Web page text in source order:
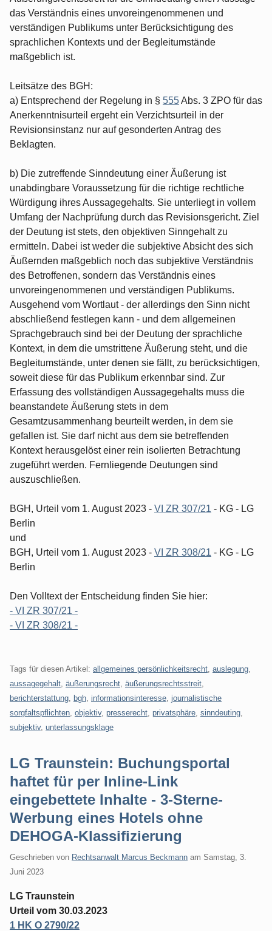
das Verständnis eines unvoreingenommenen und
verständigen Publikums unter Berücksichtigung des
sprachlichen Kontexts und der Begleitumstände
maßgeblich ist.
Leitsätze des BGH:
a) Entsprechend der Regelung in § 555Abs. 3 ZPO für das
Anerkenntnisurteil ergeht ein Verzichtsurteil in der
Revisionsinstanz nur auf gesonderten Antrag des
Beklagten.
b) Die zutreffende Sinndeutung einer Äußerung ist
unabdingbare Voraussetzung für die richtige rechtliche
Würdigung ihres Aussagegehalts. Sie unterliegt in vollem
Umfang der Nachprüfung durch das Revisionsgericht. Ziel
der Deutung ist stets, den objektiven Sinngehalt zu
ermitteln. Dabei ist weder die subjektive Absicht des sich
Äußernden maßgeblich noch das subjektive Verständnis
des Betroffenen, sondern das Verständnis eines
unvoreingenommenen und verständigen Publikums.
Ausgehend vom Wortlaut - der allerdings den Sinn nicht
abschließend festlegen kann - und dem allgemeinen
Sprachgebrauch sind bei der Deutung der sprachliche
Kontext, in dem die umstrittene Äußerung steht, und die
Begleitumstände, unter denen sie fällt, zu berücksichtigen,
soweit diese für das Publikum erkennbar sind. Zur
Erfassung des vollständigen Aussagegehalts muss die
beanstandete Äußerung stets in dem
Gesamtzusammenhang beurteilt werden, in dem sie
gefallen ist. Sie darf nicht aus dem sie betreffenden
Kontext herausgelöst einer rein isolierten Betrachtung
zugeführt werden. Fernliegende Deutungen sind
auszuschließen.
BGH, Urteil vom 1. August 2023 - VI ZR 307/21 - KG - LG
Berlin
und
BGH, Urteil vom 1. August 2023 - VI ZR 308/21 - KG - LG
Berlin
Den Volltext der Entscheidung finden Sie hier:
- VI ZR 307/21 -
- VI ZR 308/21 -
Tags für diesen Artikel: allgemeines persönlichkeitsrecht auslegung
aussagegehalt äußerungsrecht äußerungsrechtsstreit
berichterstattung
bgh informationsinteresse journalistische
sorgfaltspflichten objektiv, presserecht privatsphäre sinndeuting
subjektiv, unterlassungsklage
LG Traunstein: Buchungsportal
haftet für per Inline-Link
eingebettete Inhalte - 3-Sterne-
Werbung eines Hotels ohne
DEHOGA-Klassifizierung
Geschrieben von Rechtsanwalt Marcus Beckmann am Samstag, 3.
Juni 2023
LG Traunstein
Urteil vom 30.03.2023
1 HK O 2790/22